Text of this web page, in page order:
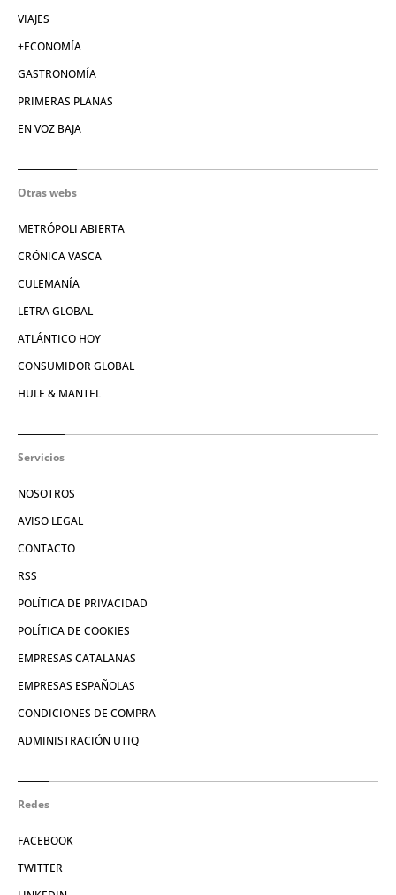
VIAJES
+ECONOMÍA
GASTRONOMÍA
PRIMERAS PLANAS
EN VOZ BAJA
Otras webs
METRÓPOLI ABIERTA
CRÓNICA VASCA
CULEMANÍA
LETRA GLOBAL
ATLÁNTICO HOY
CONSUMIDOR GLOBAL
HULE & MANTEL
Servicios
NOSOTROS
AVISO LEGAL
CONTACTO
RSS
POLÍTICA DE PRIVACIDAD
POLÍTICA DE COOKIES
EMPRESAS CATALANAS
EMPRESAS ESPAÑOLAS
CONDICIONES DE COMPRA
ADMINISTRACIÓN UTIQ
Redes
FACEBOOK
TWITTER